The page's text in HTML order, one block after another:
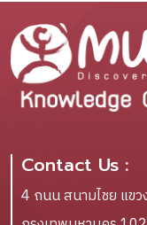
Contact Us :
4 ถนน สนามไชย แข